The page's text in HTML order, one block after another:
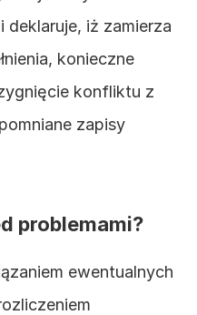
deklaruje, iż zamierza
konieczne
konfliktu z
zapisy
problemami?
ewentualnych